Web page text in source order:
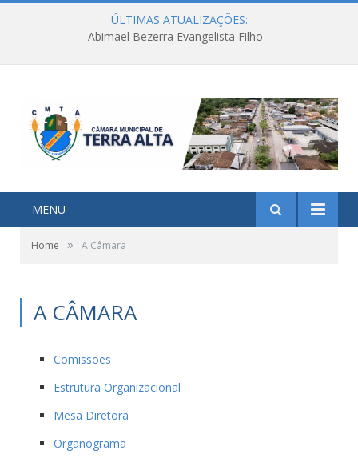
ÚLTIMAS ATUALIZAÇÕES:
Abimael Bezerra Evangelista Filho
MENU
Home » A Câmara
A CÂMARA
Comissões
Estrutura Organizacional
Mesa Diretora
Organograma